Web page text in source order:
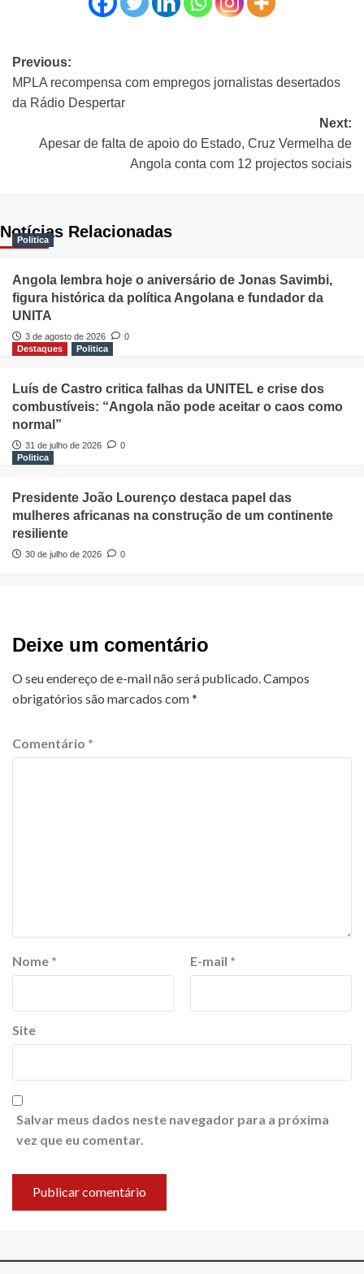
Previous:
MPLA recompensa com empregos jornalistas desertados
da Rádio Despertar
Next:
Apesar de falta de apoio do Estado, Cruz Vermelha de
Angola conta com 12 projectos sociais
Notícias Relacionadas
Politica
Angola lembra hoje o aniversário de Jonas Savimbi,
figura histórica da política Angolana e fundador da
UNITA
3 de agosto de 2026
0
Destaques
Politica
Luís de Castro critica falhas da UNITEL e crise dos
combustíveis: “Angola não pode aceitar o caos como
normal”
31 de julho de 2026
0
Politica
Presidente João Lourenço destaca papel das
mulheres africanas na construção de um continente
resiliente
30 de julho de 2026 0
Deixe um comentário
O seu endereço de e-mail não será publicado. Campos
obrigatórios são marcados com*
Comentário *
Nome * E-mail *
Site
Salvar meus dados neste navegador para a próxima
vez que eu comentar.